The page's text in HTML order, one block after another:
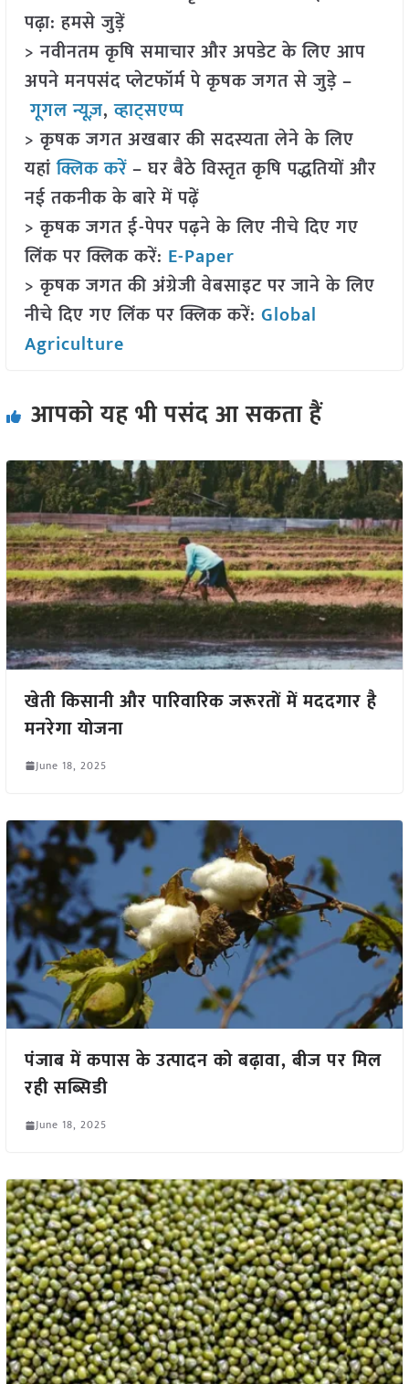
पढ़ा: हमसे जुड़ें
> नवीनतम कृषि समाचार और अपडेट के लिए आप
अपने मनपसंद प्लेटफॉर्म पे कृषक जगत से जुड़े –
गूगल न्यूज़,व्हाट्सएप्प
> कृषक जगत अखबार की सदस्यता लेने के लिए
यहांक्लिक करें– घर बैठे विस्तृत कृषि पद्धतियों और
नई तकनीक के बारे में पढ़ें
> कृषक जगत ई-पेपर पढ़ने के लिए नीचे दिए गए
लिंक पर क्लिक करें: E-Paper
> कृषक जगत की अंग्रेजी वेबसाइट पर जाने के लिए
नीचे दिए गए लिंक पर क्लिक करें: Global
Agriculture
आपको यह भी पसंद आ सकता हैं
खेती किसानी और पारिवारिक जरूरतों में मददगार है
मनरेगा योजना
June 18, 2025
पंजाब में कपास के उत्पादन को बढ़ावा, बीज पर मिल
रही सब्सिडी
June 18, 2025